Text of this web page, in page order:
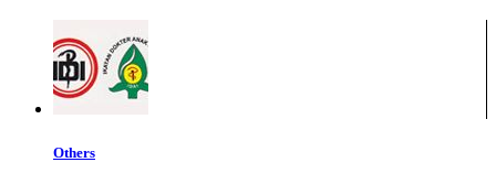
Others